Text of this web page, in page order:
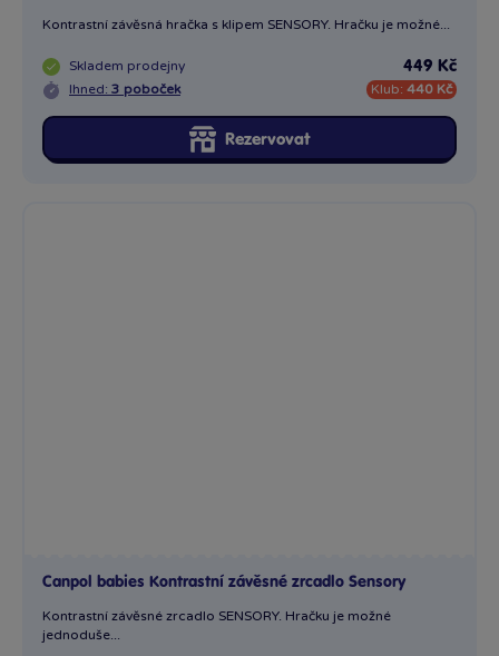
Kontrastní závěsná hračka s klipem SENSORY. Hračku je možné...
Skladem prodejny
Ihned: 3 poboček
449 Kč
Klub: 440 Kč
Rezervovat
Canpol babies Kontrastní závěsné zrcadlo Sensory
Kontrastní závěsné zrcadlo SENSORY. Hračku je možné
jednoduše...